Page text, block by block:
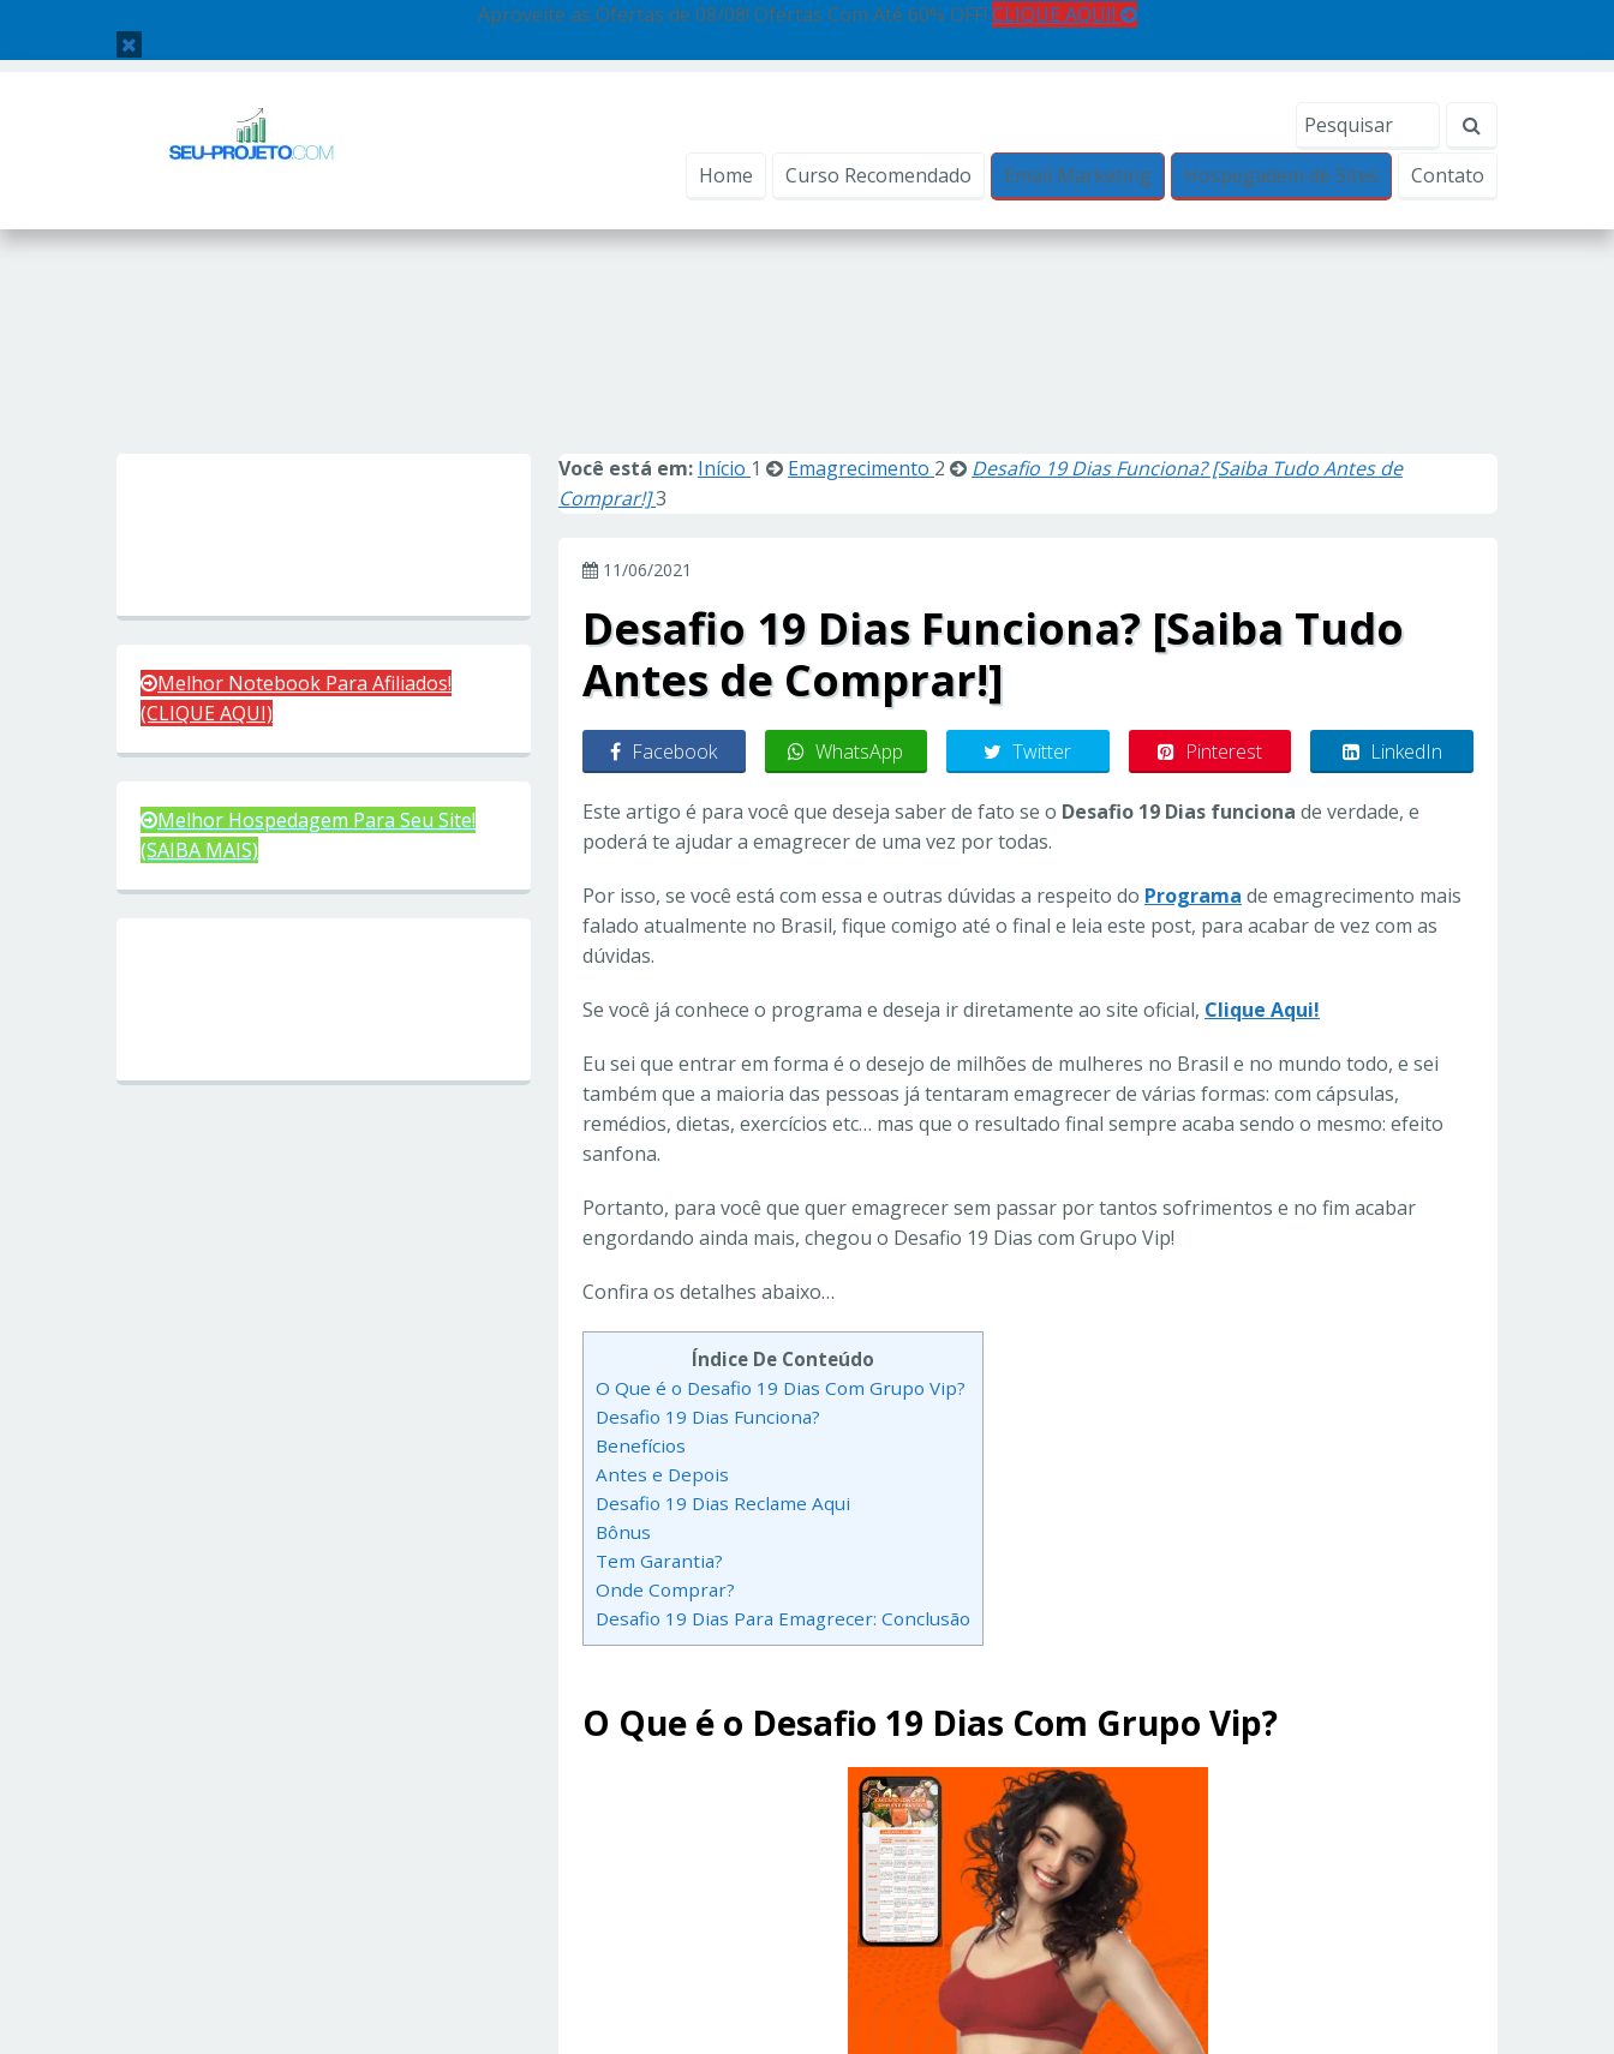
Aproveite as Ofertas de 08/08! Ofertas Com Até 60% OFF! CLIQUE AQUI!
Home Curso Recomendado Email Marketing Hospegadem de Sites Contato
Você está em: Início 1 Emagrecimento 2
Desafio 19 Dias Funciona? [Saiba Tudo Antes de
Comprar!]3
11/06/2021
Desafio 19 Dias Funciona? [Saiba Tudo
Antes de Comprar!]
Facebook WhatsApp Twitter Pinterest LinkedIn
Este artigo é para você que deseja saber de fato se o Desafio 19 Dias funciona de verdade, e
poderá te ajudar a emagrecer de uma vez por todas.
Por isso, se você está com essa e outras dúvidas a respeito do Programa de emagrecimento mais
falado atualmente no Brasil, fique comigo até o final e leia este post, para acabar de vez com as
dúvidas.
Se você já conhece o programa e deseja ir diretamente ao site oficial, Clique Aqui!
Eu sei que entrar em forma é o desejo de milhões de mulheres no Brasil e no mundo todo, e sei
também que a maioria das pessoas já tentaram emagrecer de várias formas: com cápsulas,
remédios, dietas, exercícios etc… mas que o resultado final sempre acaba sendo o mesmo: efeito
sanfona.
Portanto, para você que quer emagrecer sem passar por tantos sofrimentos e no fim acabar
engordando ainda mais, chegou o Desafio 19 Dias com Grupo Vip!
Confira os detalhes abaixo…
Índice De Conteúdo
O Que é o Desafio 19 Dias Com Grupo Vip?
Desafio 19 Dias Funciona?
Benefícios
Antes e Depois
Desafio 19 Dias Reclame Aqui
Bônus
Tem Garantia?
Onde Comprar?
Desafio 19 Dias Para Emagrecer: Conclusão
O Que é o Desafio 19 Dias Com Grupo Vip?
Melhor Notebook Para Afiliados!
(CLIQUE AQUI)
Melhor Hospedagem Para Seu Site!
(SAIBA MAIS)